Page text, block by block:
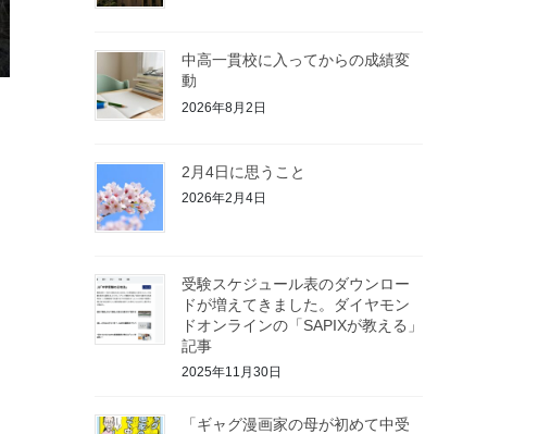
中高一貫校に入ってからの成績変
動
2026年8月2日
2月4日に思うこと
2026年2月4日
受験スケジュール表のダウンロー
ドが増えてきました。ダイヤモン
ドオンラインの「SAPIXが教える」
記事
2025年11月30日
「ギャグ漫画家の母が初めて中受